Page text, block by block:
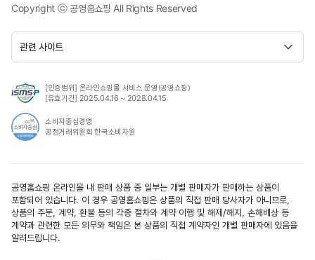
Copyright ⓒ 공영홈쇼핑 All Rights Reserved
관련 사이트
[인증범위] 온라인쇼핑몰 서비스 운영(공영쇼핑)
[유효기간] 2025.04.16 ~ 2028.04.15
소비자중심경영
공정거래위원회 한국소비자원
공영홈쇼핑 온라인몰 내 판매 상품 중 일부는 개별 판매자가 판매하는 상품이
포함되어 있습니다. 이 경우 공영홈쇼핑은 상품의 직접 판매 당사자가 아니므로,
상품의 주문, 계약, 환불 등의 각종 절차와 계약 이행 및 해제/해지, 손해배상 등
계약과 관련한 모든 의무와 책임은 본 상품의 직접 계약자인 개별 판매자에 있음을
알려드립니다.